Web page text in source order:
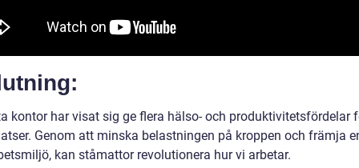
kontor har visat sig ge flera hälso- och produktivitetsfördelar
Genom att minska belastningen på kroppen och främja
kan ståmattor revolutionera hur vi arbetar.